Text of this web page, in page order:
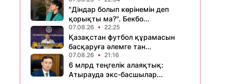
"Діндар болып көрінемін деп
қорықты ма?". Бекбо...
07.08.26 22:25
Қазақстан футбол құрамасын
басқаруға әлемге тан...
07.08.26 21:16
6 млрд теңгелік алаяқтық:
Атырауда экс-басшылар...